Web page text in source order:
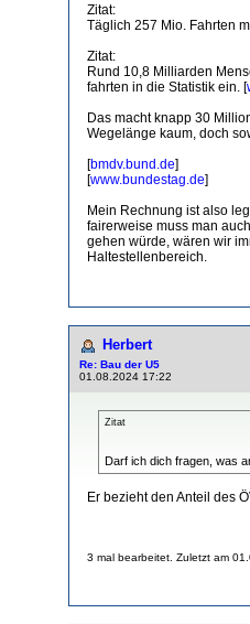
Zitat:
Täglich 257 Mio. Fahrten
Zitat:
Rund 10,8 Milliarden
fahrten in die Statistik ein. [
Das macht knapp 30
Wegelänge kaum, doch
[bmdv.bund.de]
[www.bundestag.de]
Mein Rechnung ist also
fairerweise muss man
gehen würde, wären wir
Haltestellenbereich.
Herbert
Re: Bau der U5
01.08.2024 17:22
Zitat
Darf ich dich fragen, was
Er bezieht den Anteil des
3 mal bearbeitet. Zuletzt am